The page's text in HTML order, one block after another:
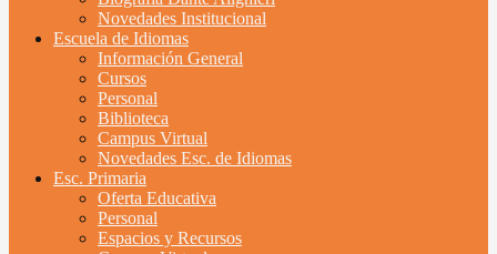
Novedades Institucional
Escuela de Idiomas
Información General
Cursos
Personal
Biblioteca
Campus Virtual
Novedades Esc. de Idiomas
Esc. Primaria
Oferta Educativa
Personal
Espacios y Recursos